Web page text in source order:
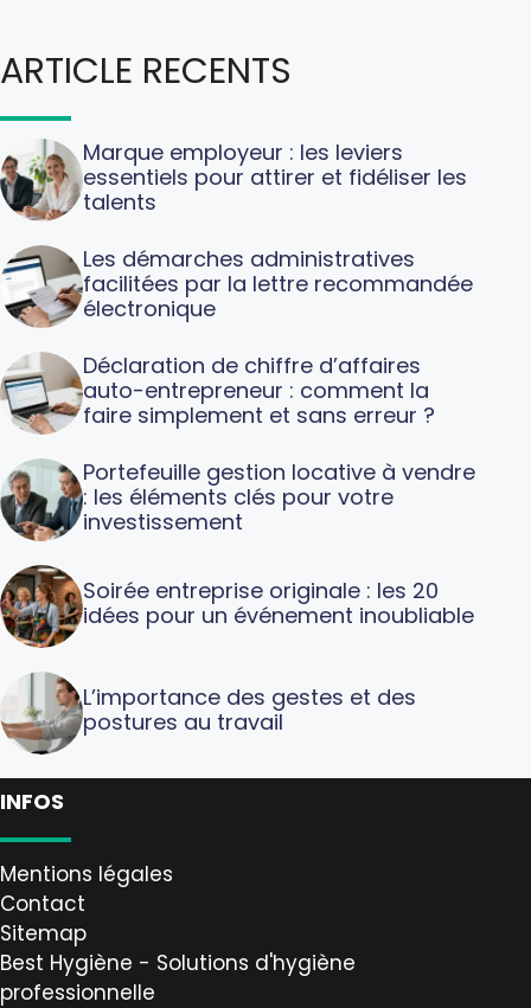
ARTICLE RECENTS
Marque employeur : les leviers
essentiels pour attirer et fidéliser les
talents
Les démarches administratives
facilitées par la lettre recommandée
électronique
Déclaration de chiffre d’affaires
auto-entrepreneur : comment la
faire simplement et sans erreur ?
Portefeuille gestion locative à vendre
: les éléments clés pour votre
investissement
Soirée entreprise originale : les 20
idées pour un événement inoubliable
L’importance des gestes et des
postures au travail
INFOS
Mentions légales
Contact
Sitemap
Best Hygiène - Solutions d'hygiène
professionnelle